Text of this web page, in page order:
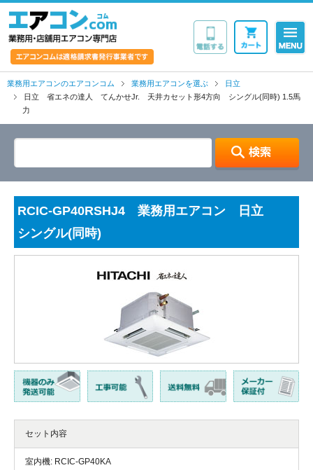
業務用エアコンのエアコンコム 業務用エアコンを選ぶ
日立
日立 省エネの達人 てんかせJr. 天井カセット形4方向 シングル(同時) 1.5馬
力
RCIC-GP40RSHJ4 業務用エアコン 日立
シングル(同時)
セット内容
室内機: RCIC-GP40KA